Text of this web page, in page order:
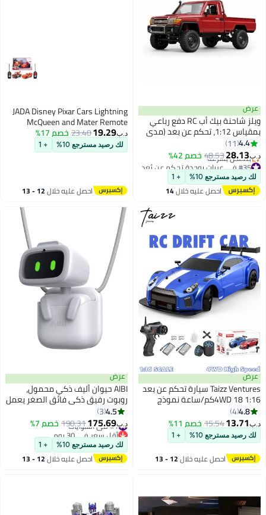
عرض
ويلز شاحنة بيك أب RC دفع رباعي
بمقياس 1:12، تحكم عن بعد (مدى
20-30 متر)، مصنوعة من البلاستيك،
للاستخدام في الداخل والخارج
4.4
11
د.ب‏28.13
48.53خصم 42%
#35 في عربات بوحدة تحكم عن بُعد
أقل سعر في 7 يوم
بتخلّص بسرعة
#35 في عربات بوحدة تحكم عن بُعد
لك رصيد مسترجع 10% + 1
احصل عليه خلال14
اغسطس
JADA Disney Pixar Cars Lightning
McQueen and Mater Remote
Controlled Twin Pack, 1:32 Scale,
Red/Brown
د.ب‏19.29
23.40خصم 17%
لك رصيد مسترجع 10% + 1
احصل عليه خلال 12 - 13
اغسطس
عرض
Taizz Ventures سيارة تحكم عن بعد
1:16 4WD 18كم/ساعة نموذج
وإطارات مطاطية لرش سباق رياضي
لعبة سيارة للبالغين والأولاد والبنات
والأطفال هدية 2 بطاريات قابلة
للشحن - زرقاء
4.8
4
د.ب‏13.71
15.54خصم 11%
لك رصيد مسترجع 10% + 1
احصل عليه خلال 12 - 13
عرض
AIBI حيوان أليف ذكي محمول،
روبوت رفيق ذكي فائق الصغر يعمل
وتفاعل عاطفي، وغناء ورقص،
ويلتصق مغناطيسيًا بأي مكان
4.5
3
د.ب‏175.69
190.31خصم 7% #1 في الهوايات
أقل سعر في 30 يوم
#1 في الهوايات
لك رصيد مسترجع 10% + 1
احصل عليه خلال 12 - 13